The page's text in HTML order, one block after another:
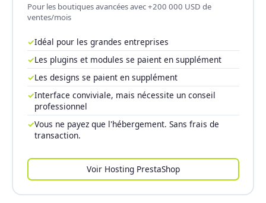
Pour les boutiques avancées avec +200 000 USD de
ventes/mois
✓Idéal pour les grandes entreprises
✓Les plugins et modules se paient en supplément
✓Les designs se paient en supplément
✓Interface conviviale, mais nécessite un conseil
professionnel
✓Vous ne payez que l'hébergement. Sans frais de
transaction.
Voir Hosting PrestaShop